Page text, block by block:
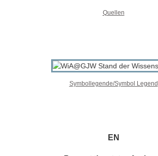
Quellen
Symbollegende/Symbol Legend
EN